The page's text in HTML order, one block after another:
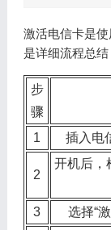
激活电信卡是
是详细流程总结
步
骤
1 插入电
2
开机后，
3
选择“